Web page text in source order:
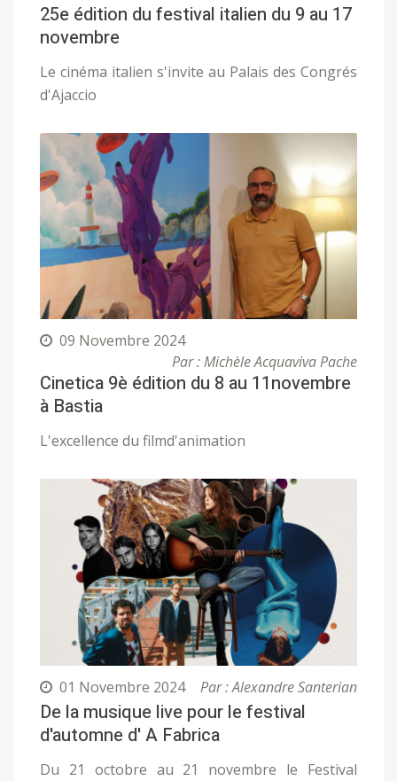
25e édition du festival italien du 9 au 17
novembre
Le cinéma italien s'invite au Palais des Congrés
d'Ajaccio
09 Novembre 2024
Par : Michèle Acquaviva Pache
Cinetica 9è édition du 8 au 11novembre
à Bastia
L'excellence du filmd'animation
01 Novembre 2024 Par : Alexandre Santerian
De la musique live pour le festival
d'automne d' A Fabrica
Du 21 octobre au 21 novembre le Festival